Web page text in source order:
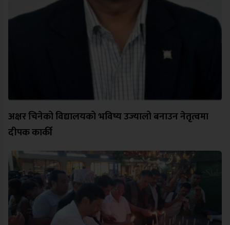
अक्षर चिनेको विद्यालयको भविष्य उज्यालो बनाउन नेतृत्वमा
दीपक कार्की